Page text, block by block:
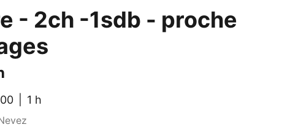
- 2ch -1sdb - proche
1 h